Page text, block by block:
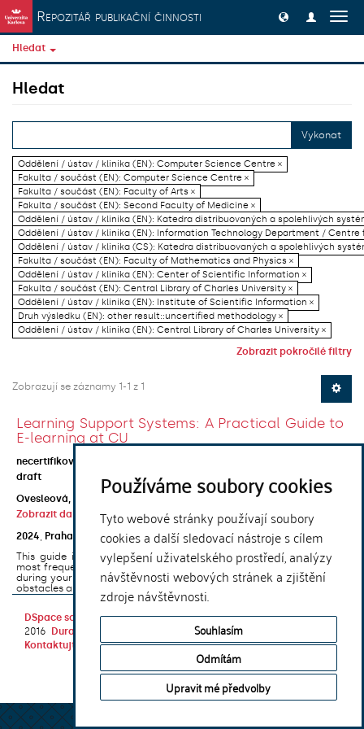
Používáme soubory cookies
Tyto webové stránky používají soubory
cookies a další sledovací nástroje s cílem
vylepšení uživatelského prostředí, analýzy
návštěvnosti webových stránek a zjištění
zdroje návštěvnosti.
Souhlasím
Odmítám
Upravit mé předvolby
Přeskočit na obsah
Repozitář publikační činnosti
Hledat
Hledat
Vykonat
Oddělení / ústav / klinika (EN): Computer Science Centre ×
Fakulta / součást (EN): Computer Science Centre ×
Fakulta / součást (EN): Faculty of Arts ×
Fakulta / součást (EN): Second Faculty of Medicine ×
Oddělení / ústav / klinika (EN): Katedra distribuovaných a spolehlivých
Oddělení / ústav / klinika (EN): Information Technology Department / Centre
Oddělení / ústav / klinika (CS): Katedra distribuovaných a spolehlivých
Fakulta / součást (EN): Faculty of Mathematics and Physics ×
Oddělení / ústav / klinika (EN): Center of Scientific Information ×
Fakulta / součást (EN): Central Library of Charles University ×
Oddělení / ústav / klinika (EN): Institute of Scientific Information ×
Druh výsledku (EN): other result::uncertified methodology ×
Oddělení / ústav / klinika (EN): Central Library of Charles University ×
Zobrazit pokročilé filtry
Zobrazují se záznamy 1-1 z 1
Learning Support Systems: A Practical Guide to
E-learning at CU
necertifikovaná metodika
draft
Ovesleová, Hana
Javůrková, Jana
Zobrazit další autory
2024
Praha
Univerzita Karlova, Nakladatelství Karolinum
This guide introduces the e-learning support tools that are used
most frequently at Charles University and that you may encounter
during your studies. It will also help you to avoid the most common
obstacles associated ...
DSpace softwarecopyright © 2002-
2016
DuraSpace
Kontaktujte nás|Vyjádření názoru
Theme by